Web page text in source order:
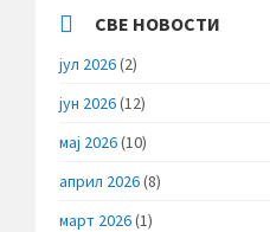
СВЕ НОВОСТИ
јул 2026(2)
јун 2026(12)
мај 2026(10)
април 2026(8)
март 2026(1)